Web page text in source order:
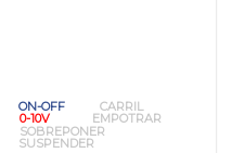
ON-OFF
CARRIL
0-10V
EMPOTRAR
SOBREPONER
SUSPENDER